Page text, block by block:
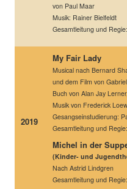
von Paul Maar
Musik: Rainer Bielfeldt
Gesamtleitung und
2019
My
Musical nach Bernard
und dem Film von
Buch von Alan Jay Lerner,
Musik von Frederick
Gesangseinstudierung:
Gesamtleitung und
Michel in der
(Kinder- und
Nach Astrid Lindgren
Gesamtleitung und